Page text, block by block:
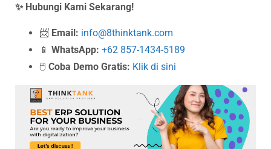
✨ Hubungi Kami Sekarang!
📨 Email: info@8thinktank.com
📱 WhatsApp: +62 857-1434-5189
🖱️ Coba Demo Gratis: Klik di sini